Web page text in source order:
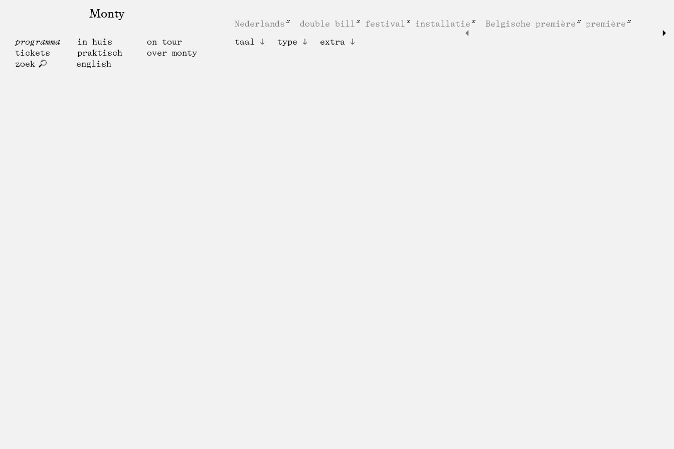
Monty
programma in huis
on tour
tickets
praktisch
over monty
zoek
english
Nederlands double bill festival installatie Belgische première
première
taal
type extra